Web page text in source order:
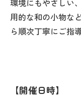
用的な和の小物な
ら順次丁寧にご指
開催日時